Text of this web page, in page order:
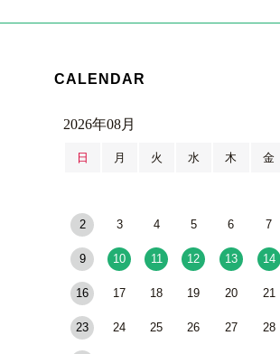
CALENDAR
2026年08月
日 月 火 水 木 金
2 3 4 5 6 7
9 10 11 12 13 14
16 17 18 19 20 21
23 24 25 26 27 28